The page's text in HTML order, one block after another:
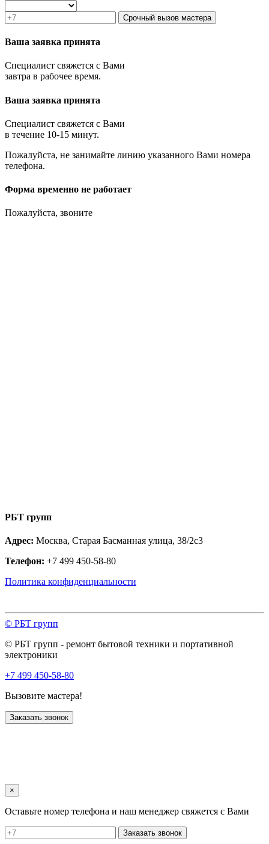
Срочный вызов мастера
Ваша заявка принята
Специалист свяжется с Вами
завтра в рабочее время.
Ваша заявка принята
Специалист свяжется с Вами
в течение 10-15 минут.
Пожалуйста, не занимайте линию указанного Вами номера
телефона.
Форма временно не работает
Пожалуйста, звоните
РБТ групп
Адрес: Москва, Старая Басманная улица, 38/2с3
Телефон: +7 499 450-58-80
Политика конфиденциальности
© РБТ групп
© РБТ групп - ремонт бытовой техники и портативной
электроники
+7 499 450-58-80
Вызовите мастера!
Заказать звонок
×
Оставьте номер телефона и наш менеджер свяжется с Вами
Заказать звонок